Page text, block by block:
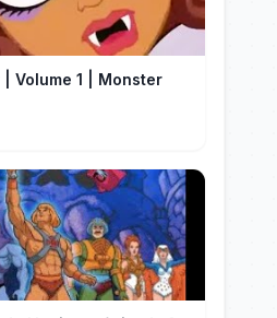
Volume 1 | Monster